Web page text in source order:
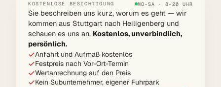
KOSTENLOSE BESICHTIGUNG MO–SA · 8–20 UHR
Sie beschreiben uns kurz, worum es geht — wir
kommen aus Stuttgart nach Heiligenberg und
schauen es uns an. Kostenlos, unverbindlich,
persönlich.
Anfahrt und Aufmaß kostenlos
Festpreis nach Vor-Ort-Termin
Wertanrechnung auf den Preis
Kein Subunternehmer, eigener Fuhrpark